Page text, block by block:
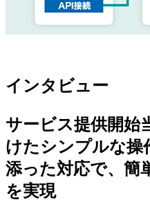
インタビュー
サービス提供開始
けたシンプルな操
添った対応で、簡
を実現